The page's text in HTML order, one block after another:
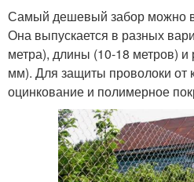
Самый дешевый забор можно
Она выпускается в разных
метра), длины (10-18 метров) и
мм). Для защиты проволоки от
оцинкование и полимерное